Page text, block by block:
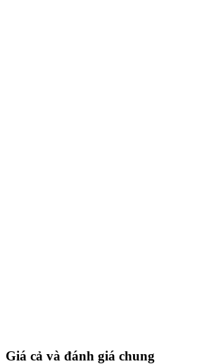
Giá cả và đánh giá chung